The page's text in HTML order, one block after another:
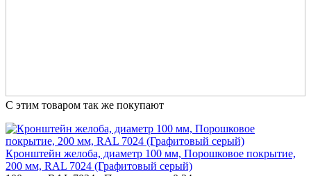
С этим товаром так же покупают
Кронштейн желоба, диаметр 100 мм, Порошковое покрытие,
200 мм, RAL 7024 (Графитовый серый)